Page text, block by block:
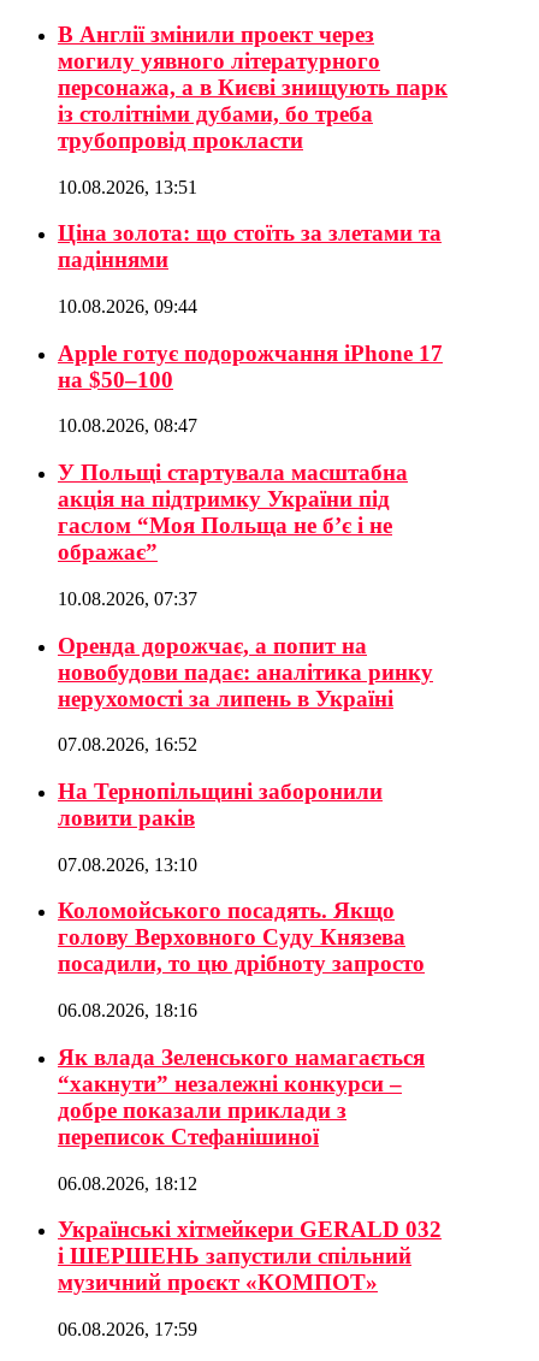
В Англії змінили проект через
могилу уявного літературного
персонажа, а в Києві знищують парк
із столітніми дубами, бо треба
трубопровід прокласти
10.08.2026, 13:51
Ціна золота: що стоїть за злетами та
падіннями
10.08.2026, 09:44
Apple готує подорожчання iPhone 17
на $50–100
10.08.2026, 08:47
У Польщі стартувала масштабна
акція на підтримку України під
гаслом “Моя Польща не б’є і не
ображає”
10.08.2026, 07:37
Оренда дорожчає, а попит на
новобудови падає: аналітика ринку
нерухомості за липень в Україні
07.08.2026, 16:52
На Тернопільщині заборонили
ловити раків
07.08.2026, 13:10
Коломойського посадять. Якщо
голову Верховного Суду Князева
посадили, то цю дрібноту запросто
06.08.2026, 18:16
Як влада Зеленського намагається
“хакнути” незалежні конкурси –
добре показали приклади з
переписок Стефанішиної
06.08.2026, 18:12
Українські хітмейкери GERALD 032
і ШЕРШЕНЬ запустили спільний
музичний проєкт «КОМПОТ»
06.08.2026, 17:59